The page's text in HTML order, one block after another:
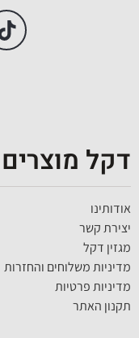
דקל
אודותינו
יצירת קשר
מגזין דקל
מדיניות משלוחים והחזרות
מדיניות פרטיות
תקנון האתר